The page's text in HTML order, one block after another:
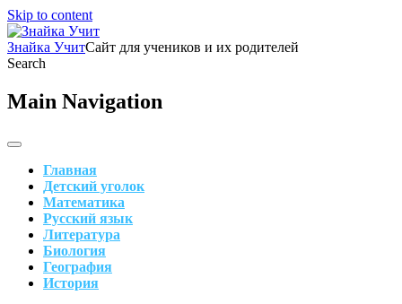
Skip to content
Знайка УчитСайт для учеников и их родителей
Search
Main Navigation
Главная
Детский уголок
Математика
Русский язык
Литература
Биология
География
История